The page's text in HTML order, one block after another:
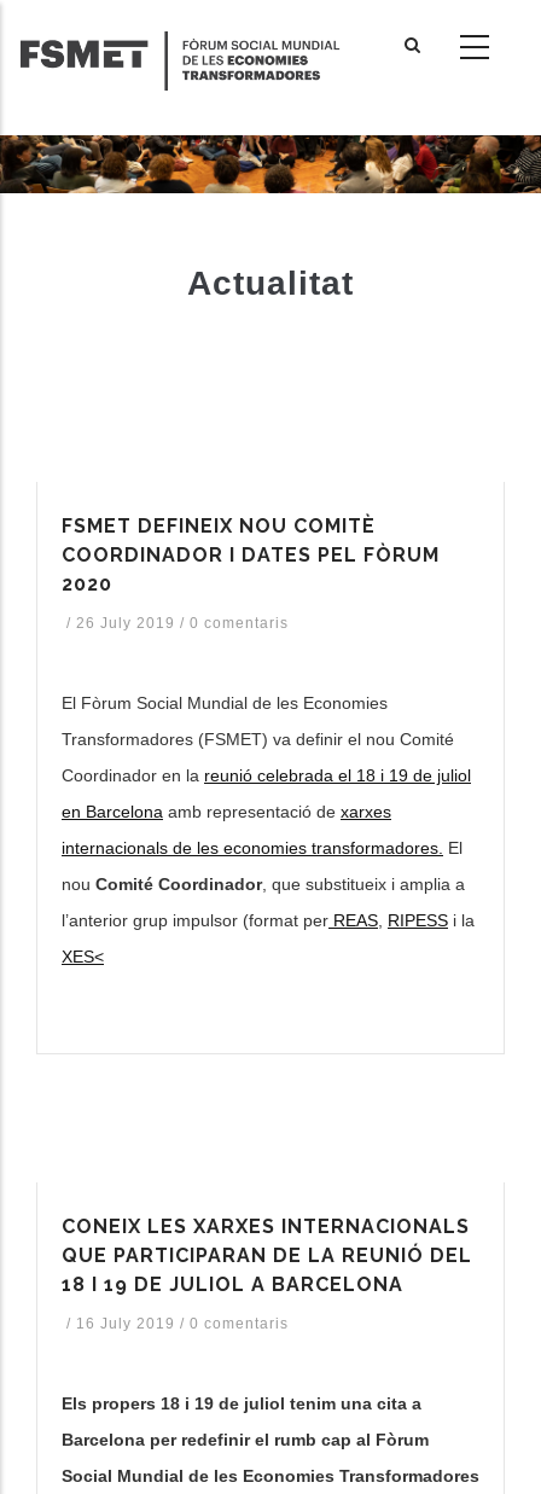
contingut
accions addicionals
Actualitat
FSMET DEFINEIX NOU COMITÈ
COORDINADOR I DATES PEL FÒRUM
2020
/ 26 July 2019 / 0 comentaris
El Fòrum Social Mundial de les Economies
Transformadores (FSMET) va definir el nou Comité
Coordinador en la reunió celebrada el 18 i 19 de juliol
en Barcelona amb representació de xarxes
internacionals de les economies transformadores. El
nou Comité Coordinador, que substitueix i amplia a
l’anterior grup impulsor (format per REAS, RIPESS i la
XES<
CONEIX LES XARXES INTERNACIONALS
QUE PARTICIPARAN DE LA REUNIÓ DEL
18 I 19 DE JULIOL A BARCELONA
/ 16 July 2019 / 0 comentaris
Els propers 18 i 19 de juliol tenim una cita a
Barcelona per redefinir el rumb cap al Fòrum
Social Mundial de les Economies Transformadores